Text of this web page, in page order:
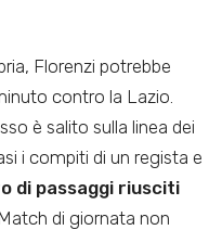
Florenzi potrebbe
contro la Lazio.
è salito sulla linea dei
i compiti di un regista e
di passaggi riusciti
di giornata non